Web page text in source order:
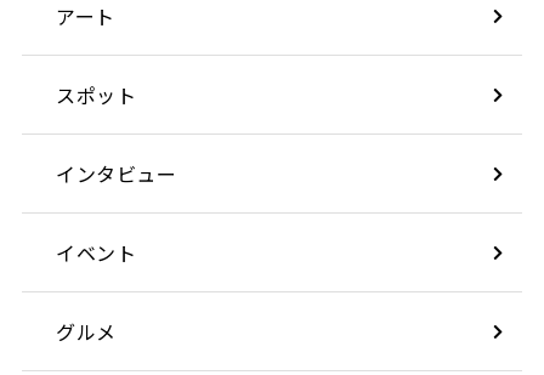
アート
スポット
インタビュー
イベント
グルメ